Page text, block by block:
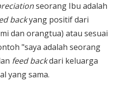
seorang Ibu adalah
backyang positif dari
dan orangtua) atau sesuai
"saya adalah seorang
feed backdari keluarga
yang sama.